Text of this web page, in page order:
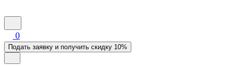
0
Подать заявку и получить скидку 10%